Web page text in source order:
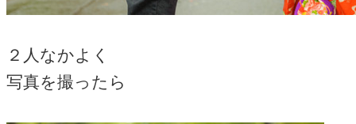
２人なかよく
写真を撮ったら